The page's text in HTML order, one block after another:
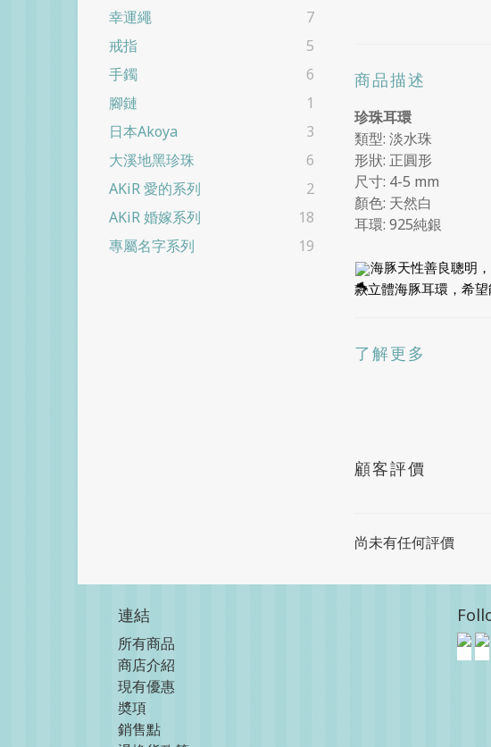
幸運繩
7
戒指
5
手鐲
6
腳鏈
1
日本Akoya
3
大溪地黑珍珠
6
AKiR 愛的系列
2
AKiR 婚嫁系列
18
專屬名字系列
19
商品描述
珍珠耳環
類型: 淡水珠
形狀: 正圓形
尺寸: 4-5 mm
顏色: 天然白
耳環: 925純銀
海豚天性善良聰明
款立體海豚耳環，希
了解更多
顧客評價
尚未有任何評價
連結
所有商品
商店介紹
現有優惠
奬項
銷售點